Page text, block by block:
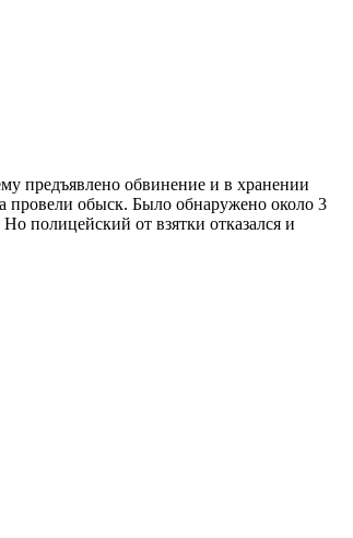
предъявлено обвинение и в хранении
провели обыск. Было обнаружено около 3
полицейский от взятки отказался и